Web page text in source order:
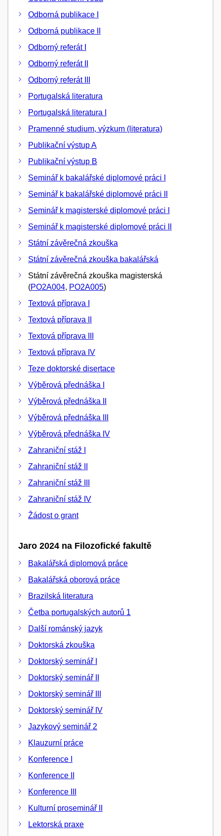
Odborná publikace I
Odborná publikace II
Odborný referát I
Odborný referát II
Odborný referát III
Portugalská literatura
Portugalská literatura I
Pramenné studium, výzkum (literatura)
Publikační výstup A
Publikační výstup B
Seminář k bakalářské diplomové práci I
Seminář k bakalářské diplomové práci II
Seminář k magisterské diplomové práci I
Seminář k magisterské diplomové práci II
Státní závěrečná zkouška
Státní závěrečná zkouška bakalářská
Státní závěrečná zkouška magisterská
(PO2A004, PO2A005)
Textová příprava I
Textová příprava II
Textová příprava III
Textová příprava IV
Teze doktorské disertace
Výběrová přednáška I
Výběrová přednáška II
Výběrová přednáška III
Výběrová přednáška IV
Zahraniční stáž I
Zahraniční stáž II
Zahraniční stáž III
Zahraniční stáž IV
Žádost o grant
Jaro 2024 na Filozofické fakultě
Bakalářská diplomová práce
Bakalářská oborová práce
Brazilská literatura
Četba portugalských autorů 1
Další románský jazyk
Doktorská zkouška
Doktorský seminář I
Doktorský seminář II
Doktorský seminář III
Doktorský seminář IV
Jazykový seminář 2
Klauzurní práce
Konference I
Konference II
Konference III
Kulturní proseminář II
Lektorská praxe